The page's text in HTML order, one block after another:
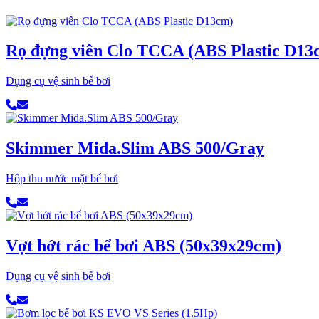
Rọ đựng viên Clo TCCA (ABS Plastic
Dụng cụ vệ sinh bể bơi
Skimmer Mida.Slim ABS 500/Gray
Hộp thu nước mặt bể bơi
Vợt hớt rác bể bơi ABS (50x39x29cm)
Dụng cụ vệ sinh bể bơi